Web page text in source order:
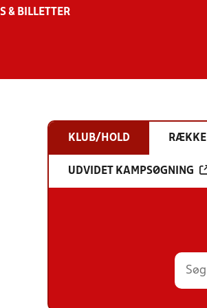
& BILLETTER
KLUB/HOLD RÆKKE
UDVIDET KAMPSØGNING